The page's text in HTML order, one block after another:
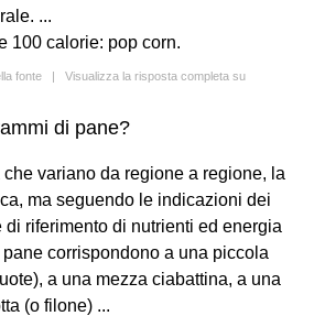
...
100 calorie: pop corn.
fonte | Visualizza la risposta completa su
di pane?
variano da regione a regione, la
ma seguendo le indicazioni dei
riferimento di nutrienti ed energia
corrispondono a una piccola
a una mezza ciabattina, a una
(o filone) ...